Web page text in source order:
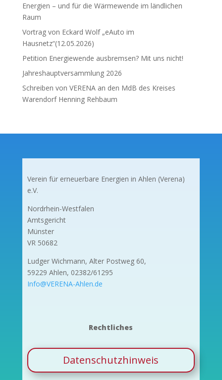
Energien – und für die Wärmewende im ländlichen
Raum
Vortrag von Eckard Wolf „eAuto im
Hausnetz“(12.05.2026)
Petition Energiewende ausbremsen? Mit uns nicht!
Jahreshauptversammlung 2026
Schreiben von VERENA an den MdB des Kreises
Warendorf Henning Rehbaum
Verein für erneuerbare Energien in Ahlen (Verena)
e.V.
Nordrhein-Westfalen
Amtsgericht
Münster
VR 50682
Ludger Wichmann, Alter Postweg 60,
59229 Ahlen, 02382/61295
Info@VERENA-Ahlen.de
Rechtliches
Datenschutzhinweis